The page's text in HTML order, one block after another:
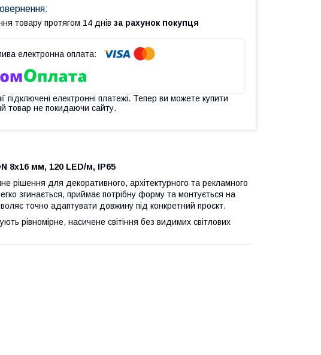
товару протягом 14 днів за рахунок покупця
підключені електронні платежі. Тепер ви можете купити
товар не покидаючи сайту.
8x16 мм, 120 LED/м, IP65
рішення для декоративного, архітектурного та рекламного
згинається, приймає потрібну форму та монтується на
точно адаптувати довжину під конкретний проєкт.
рівномірне, насичене світіння без видимих світлових